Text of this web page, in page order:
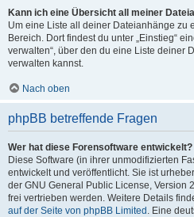
Kann ich eine Übersicht all meiner
Um eine Liste all deiner Dateianhänge zu
Bereich. Dort findest du unter „Einstieg“
verwalten“, über den du eine Liste deiner
verwalten kannst.
Nach oben
phpBB betreffende Fragen
Wer hat diese Forensoftware entwickelt?
Diese Software (in ihrer unmodifizierten
entwickelt und veröffentlicht. Sie ist
der GNU General Public License, Version
frei vertrieben werden. Weitere Details
auf der Seite von phpBB Limited . Eine